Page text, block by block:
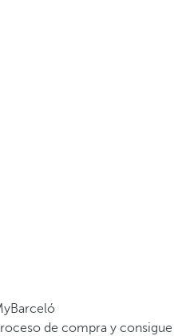
de compra y consigue